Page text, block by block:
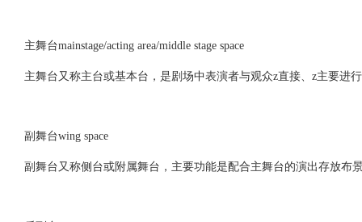
主舞台mainstage/acting area/middle stage space
主舞台又称主台或基本台，是剧场中表演者与观众z直接、z主要进
副舞台wing space
副舞台又称侧台或附属舞台，主要功能是配合主舞台的演出存放